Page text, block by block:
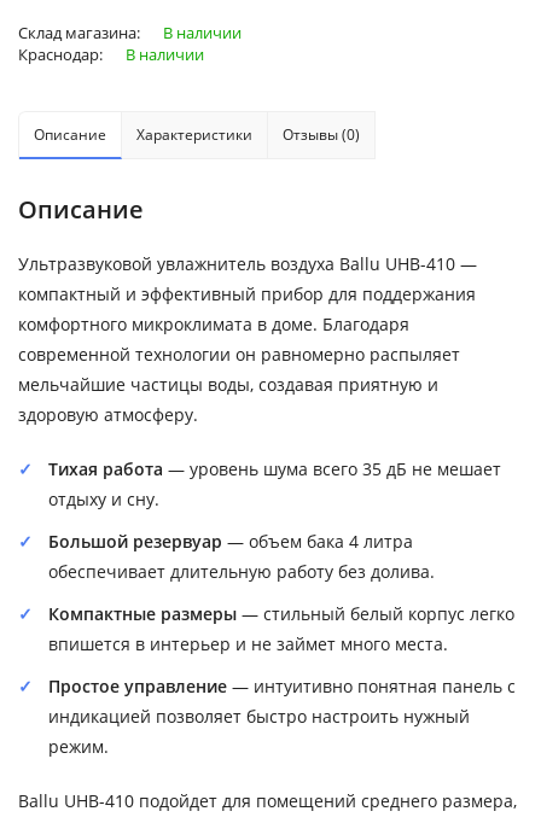
Склад магазина:
В наличии
Краснодар:
В наличии
Описание Характеристики Отзывы (0)
Описание
Ультразвуковой увлажнитель воздуха Ballu UHB-410 —
компактный и эффективный прибор для поддержания
комфортного микроклимата в доме. Благодаря
современной технологии он равномерно распыляет
мельчайшие частицы воды, создавая приятную и
здоровую атмосферу.
Тихая работа — уровень шума всего 35 дБ не мешает
отдыху и сну.
Большой резервуар — объем бака 4 литра
обеспечивает длительную работу без долива.
Компактные размеры — стильный белый корпус легко
впишется в интерьер и не займет много места.
Простое управление — интуитивно понятная панель с
индикацией позволяет быстро настроить нужный
режим.
Ballu UHB-410 подойдет для помещений среднего размера,